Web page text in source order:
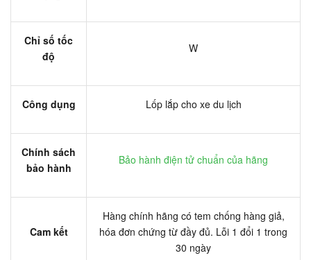
Chỉ số tốc
độ
W
Công dụng Lốp lắp cho xe du lịch
Chính sách
bảo hành
Bảo hành điện tử chuẩn của hãng
Cam kết
Hàng chính hãng có tem chống hàng giả,
hóa đơn chứng từ đầy đủ. Lỗi 1 đổi 1 trong
30 ngày